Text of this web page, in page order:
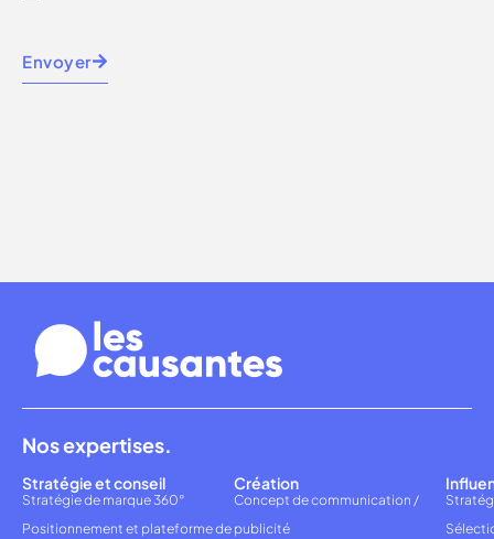
Envoyer
Nos expertises.
Stratégie et conseil
Stratégie de marque 360°
Positionnement et plateforme de
Création
Concept de communication /
publicité